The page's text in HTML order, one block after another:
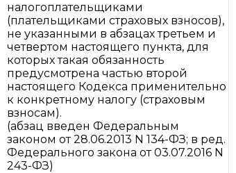
налогоплательщиками
(плательщиками страховых взносов),
не указанными в абзацах третьем и
четвертом настоящего пункта, для
которых такая обязанность
предусмотрена частью второй
настоящего Кодекса применительно
к конкретному налогу (страховым
взносам).
(абзац введен Федеральным
законом от 28.06.2013 N 134-ФЗ; в ред.
Федерального закона от 03.07.2016 N
243-ФЗ)